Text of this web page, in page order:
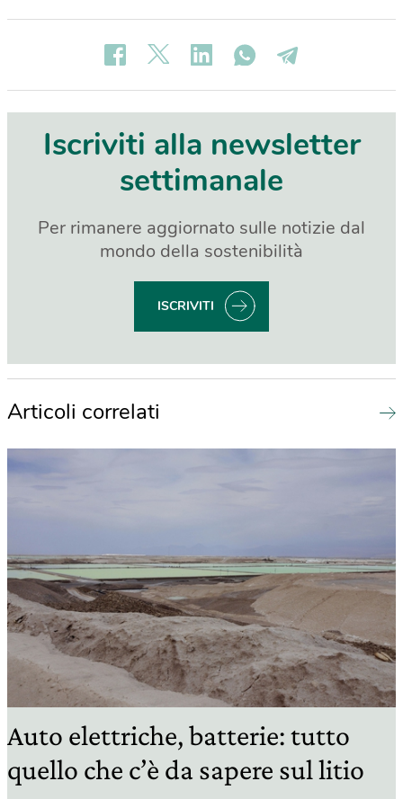
Iscriviti alla newsletter
settimanale
Per rimanere aggiornato sulle notizie dal
mondo della sostenibilità
ISCRIVITI
Articoli correlati
Auto elettriche, batterie: tutto
quello che c’è da sapere sul litio